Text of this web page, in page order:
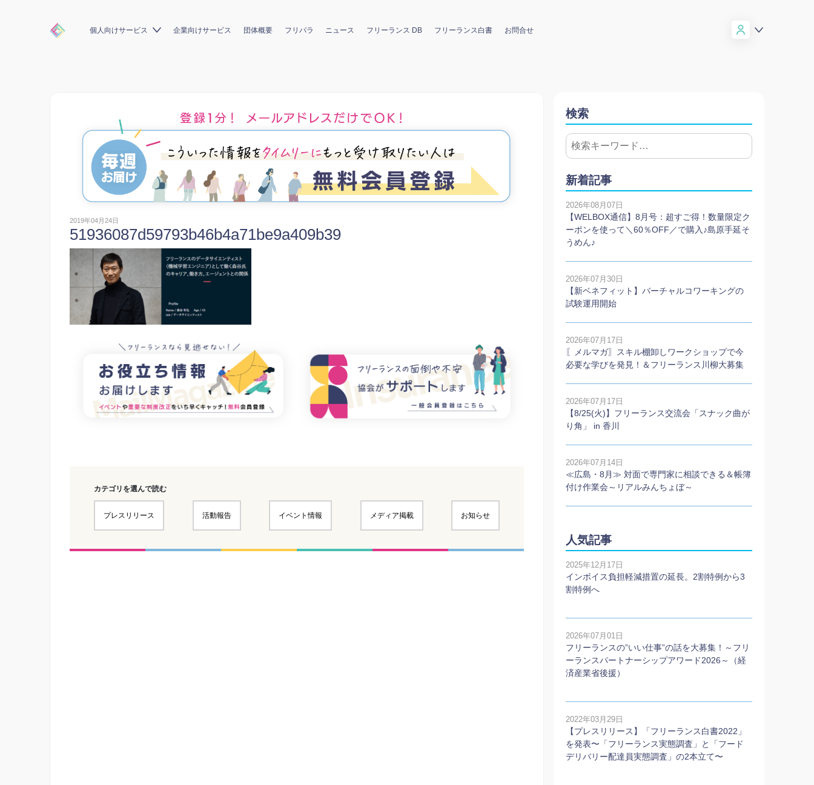
個人向けサービス 企業向けサービス 団体概要 フリパラ ニュース フリーランス DB フリーランス白書 お問合せ
2019年04月24日
51936087d59793b46b4a71be9a409b39
カテゴリを選んで読む
プレスリリース 活動報告 イベント情報 メディア掲載 お知らせ
検索
新着記事
2026年08月07日
【WELBOX通信】8月号：超すご得！数量限定ク
ーポンを使って＼60％OFF／で購入♪島原手延そ
うめん♪
2026年07月30日
【新ベネフィット】バーチャルコワーキングの
試験運用開始
2026年07月17日
〖メルマガ〗スキル棚卸しワークショップで今
必要な学びを発見！＆フリーランス川柳大募集
2026年07月17日
【8/25(火)】フリーランス交流会「スナック曲が
り角」 in 香川
2026年07月14日
≪広島・8月≫ 対面で専門家に相談できる＆帳簿
付け作業会～リアルみんちょぼ～
人気記事
2025年12月17日
インボイス負担軽減措置の延長。2割特例から3
割特例へ
2026年07月01日
フリーランスの”いい仕事”の話を大募集！～フリ
ーランスパートナーシップアワード2026～（経
済産業省後援）
2022年03月29日
【プレスリリース】「フリーランス白書2022」
を発表〜「フリーランス実態調査」と「フード
デリバリー配達員実態調査」の2本⽴て〜